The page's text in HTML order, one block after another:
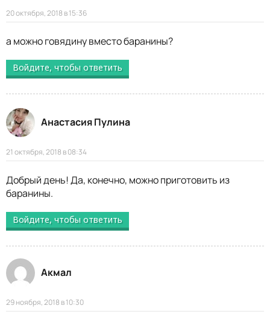
20 октября, 2018 в 15:36
а можно говядину вместо баранины?
Войдите, чтобы ответить
Анастасия Пулина
21 октября, 2018 в 08:34
Добрый день! Да, конечно, можно приготовить из
баранины.
Войдите, чтобы ответить
Акмал
29 ноября, 2018 в 10:30